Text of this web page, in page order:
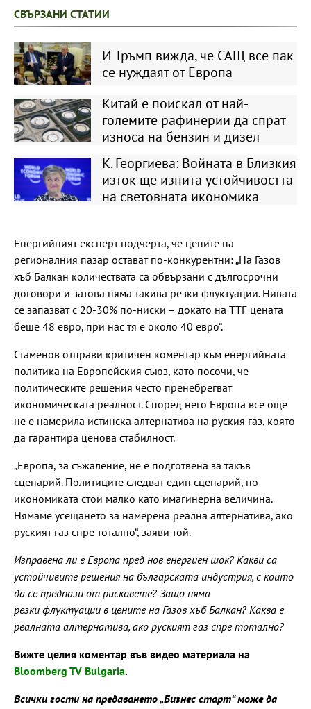
СВЪРЗАНИ СТАТИИ
И Тръмп вижда, че САЩ все пак
се нуждаят от Европа
Китай е поискал от най-
големите рафинерии да спрат
износа на бензин и дизел
К. Георгиева: Войната в Близкия
изток ще изпита устойчивостта
на световната икономика
Енергийният експерт подчерта, че цените на
регионалния пазар остават по-конкурентни: „На Газов
хъб Балкан количествата са обвързани с дългосрочни
договори и затова няма такива резки флуктуации. Нивата
се запазват с 20-30% по-ниски – докато на TTF цената
беше 48 евро, при нас тя е около 40 евро“.
Стаменов отправи критичен коментар към енергийната
политика на Европейския съюз, като посочи, че
политическите решения често пренебрегват
икономическата реалност. Според него Европа все още
не е намерила истинска алтернатива на руския газ, която
да гарантира ценова стабилност.
„Европа, за съжаление, не е подготвена за такъв
сценарий. Политиците следват един сценарий, но
икономиката стои малко като имагинерна величина.
Нямаме усещането за намерена реална алтернатива, ако
руският газ спре тотално“, заяви той.
Изправена ли е Европа пред нов енергиен шок? Какви са
устойчивите решения на българската индустрия, с които
да се предпази от рисковете? Защо няма
резки флуктуации в цените на Газов хъб Балкан? Каква е
реалната алтернатива, ако руският газ спре тотално?
Вижте целия коментар във видео материала на
Bloomberg TV Bulgaria.
Всички гости на предаването „Бизнес старт“ може да